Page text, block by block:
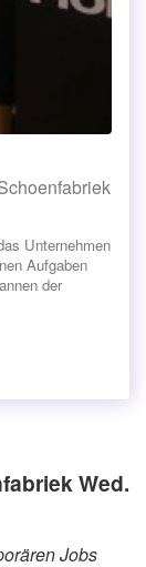
Unternehmen
Aufgaben
der
Wed.
Jobs